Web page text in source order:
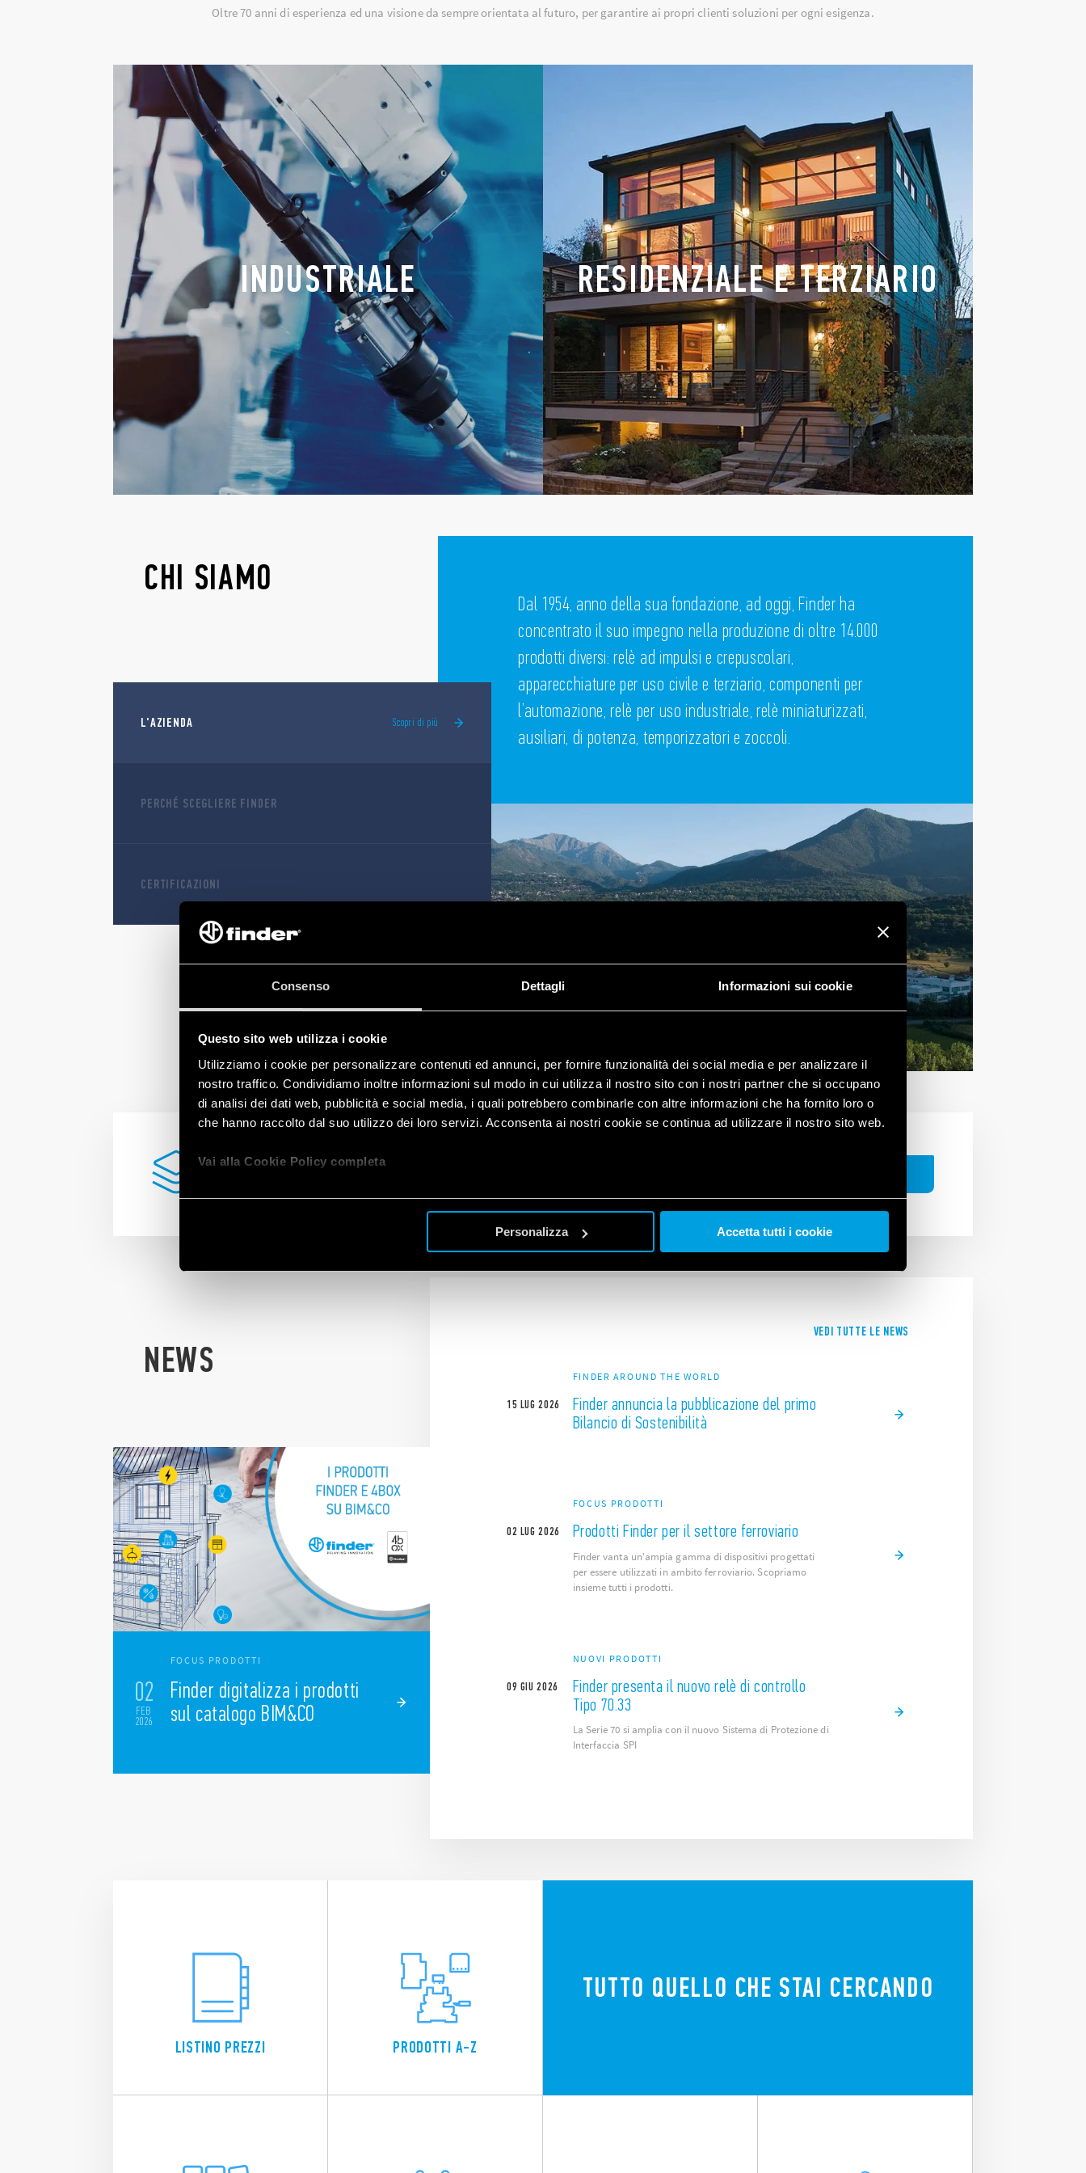
Consenso Dettagli Informazioni sui cookie
Questo sito web utilizza i cookie
Utilizziamo i cookie per personalizzare contenuti ed annunci, per fornire funzionalità dei social media e per analizzare il
nostro traffico. Condividiamo inoltre informazioni sul modo in cui utilizza il nostro sito con i nostri partner che si occupano
di analisi dei dati web, pubblicità e social media, i quali potrebbero combinarle con altre informazioni che ha fornito loro o
che hanno raccolto dal suo utilizzo dei loro servizi. Acconsenta ai nostri cookie se continua ad utilizzare il nostro sito web.
Vai alla Cookie Policy completa
Personalizza Accetta tutti i cookie
Oltre 70 anni di esperienza ed una visione da sempre orientata al futuro, per garantire ai propri clienti soluzioni per ogni esigenza.
INDUSTRIALE RESIDENZIALE E TERZIARIO
CHI SIAMO
L'AZIENDA Scopri di più
PERCHÉ SCEGLIERE FINDER
CERTIFICAZIONI
Dal 1954, anno della sua fondazione, ad oggi, Finder ha
concentrato il suo impegno nella produzione di oltre 14.000
prodotti diversi: relè ad impulsi e crepuscolari,
apparecchiature per uso civile e terziario, componenti per
l’automazione, relè per uso industriale, relè miniaturizzati,
ausiliari, di potenza, temporizzatori e zoccoli.
UNPRODOTTOIN
PARTICOLARE?
Con il nostro "Trova prodotto" puoi identificare facilmente il
NEWS
02
FEB
2026
FOCUS PRODOTTI
Finder digitalizza i prodotti
sul catalogo BIM&CO
VEDI TUTTE LE NEWS
15 LUG 2026
FINDER AROUND THE WORLD
Finder annuncia la pubblicazione del primo
Bilancio di Sostenibilità
02 LUG 2026
FOCUS PRODOTTI
Prodotti Finder per il settore ferroviario
Finder vanta un'ampia gamma di dispositivi progettati
per essere utilizzati in ambito ferroviario. Scopriamo
insieme tutti i prodotti.
09 GIU 2026
NUOVI PRODOTTI
Finder presenta il nuovo relè di controllo
Tipo 70.33
La Serie 70 si amplia con il nuovo Sistema di Protezione di
Interfaccia SPI
TUTTO QUELLO CHE STAI CERCANDO
PRODOTTI A-Z
LISTINO PREZZI